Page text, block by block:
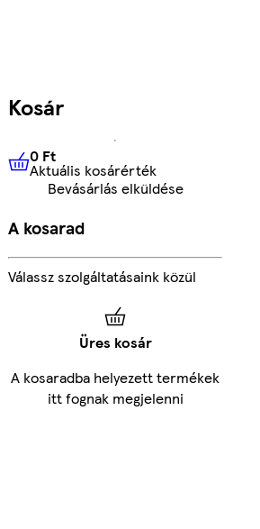
Kosár
0 FtAktuális kosárérték
0 Ft
Aktuális kosárérték
Bevásárlás elküldése
A kosarad
Válassz szolgáltatásaink közül
Üres kosár
A kosaradba helyezett termékek
itt fognak megjelenni